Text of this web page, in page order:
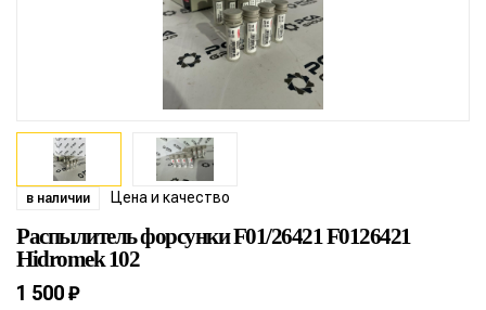
в наличии Цена и качество
Распылитель форсунки F01/26421 F0126421
Hidromek 102
1 500 ₽